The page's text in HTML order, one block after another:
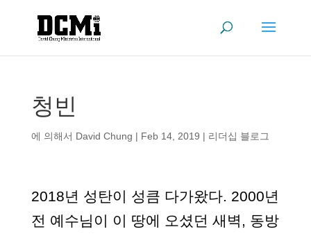
청빈
에 의해서 David Chung | Feb 14, 2019 | 리더십 블로그
2018년 성탄이 성큼 다가왔다. 2000년
전 예수님이 이 땅에 오셨던 새벽, 동방